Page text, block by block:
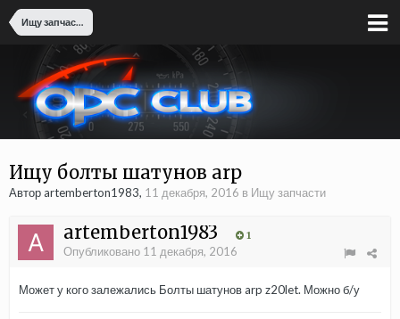
Ищу запчасти
Ищу болты шатунов arp
Автор artemberton1983, 11 декабря, 2016 в Ищу запчасти
artemberton1983 1
Опубликовано 11 декабря, 2016
Может у кого залежались Болты шатунов arp z20let. Можно б/у